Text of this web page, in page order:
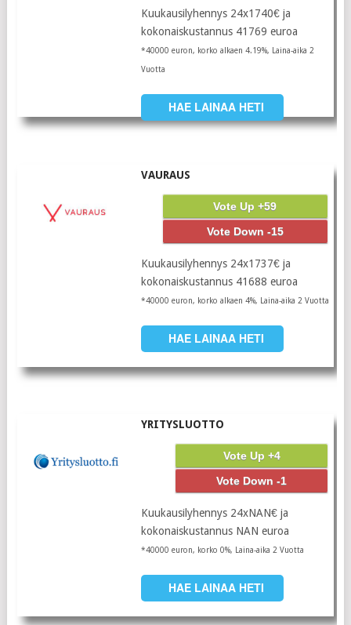
Kuukausilyhennys 24x1740€ ja
kokonaiskustannus 41769 euroa
*40000 euron, korko alkaen 4.19%, Laina-aika 2
Vuotta
HAE LAINAA HETI
VAURAUS
Vote Up +59
Vote Down -15
Kuukausilyhennys 24x1737€ ja
kokonaiskustannus 41688 euroa
*40000 euron, korko alkaen 4%, Laina-aika 2 Vuotta
HAE LAINAA HETI
YRITYSLUOTTO
Vote Up +4
Vote Down -1
Kuukausilyhennys 24xNAN€ ja
kokonaiskustannus NAN euroa
*40000 euron, korko 0%, Laina-aika 2 Vuotta
HAE LAINAA HETI